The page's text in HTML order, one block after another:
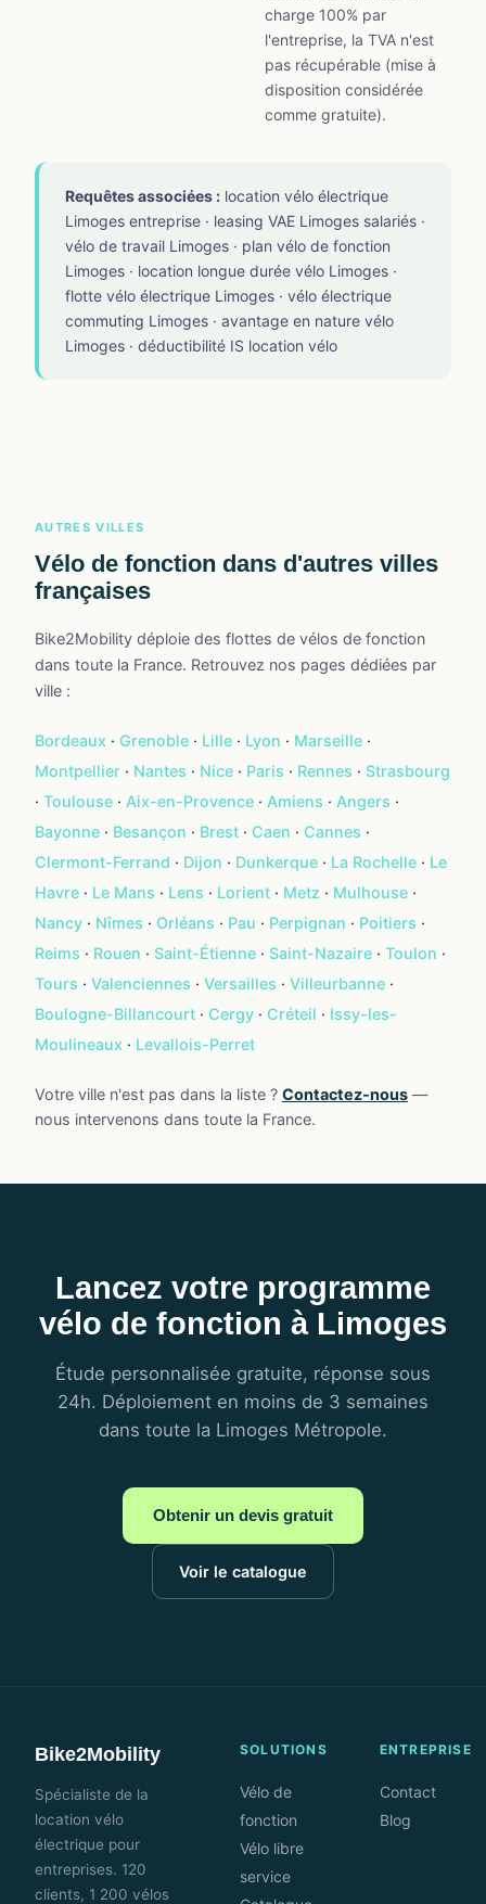
charge 100% par
l'entreprise, la TVA n'est
pas récupérable (mise à
disposition considérée
comme gratuite).
Requêtes associées : location vélo électrique
Limoges entreprise · leasing VAE Limoges salariés ·
vélo de travail Limoges · plan vélo de fonction
Limoges · location longue durée vélo Limoges ·
flotte vélo électrique Limoges · vélo électrique
commuting Limoges · avantage en nature vélo
Limoges · déductibilité IS location vélo
AUTRES VILLES
Vélo de fonction dans d'autres villes
françaises
Bike2Mobility déploie des flottes de vélos de fonction
dans toute la France. Retrouvez nos pages dédiées par
ville :
Bordeaux · Grenoble · Lille · Lyon · Marseille ·
Montpellier · Nantes · Nice · Paris · Rennes · Strasbourg
· Toulouse · Aix-en-Provence · Amiens · Angers ·
Bayonne · Besançon · Brest · Caen · Cannes ·
Clermont-Ferrand · Dijon · Dunkerque · La Rochelle · Le
Havre · Le Mans · Lens · Lorient · Metz · Mulhouse ·
Nancy · Nîmes · Orléans · Pau · Perpignan · Poitiers ·
Reims · Rouen · Saint-Étienne · Saint-Nazaire · Toulon ·
Tours · Valenciennes · Versailles · Villeurbanne ·
Boulogne-Billancourt · Cergy · Créteil · Issy-les-
Moulineaux · Levallois-Perret
Votre ville n'est pas dans la liste ? Contactez-nous —
nous intervenons dans toute la France.
Lancez votre programme
vélo de fonction à Limoges
Étude personnalisée gratuite, réponse sous
24h. Déploiement en moins de 3 semaines
dans toute la Limoges Métropole.
Obtenir un devis gratuit
Voir le catalogue
Bike2Mobility
Spécialiste de la
location vélo
électrique pour
entreprises. 120
clients, 1 200 vélos
SOLUTIONS
Vélo de
fonction
Vélo libre
service
ENTREPRISE
Contact
Blog